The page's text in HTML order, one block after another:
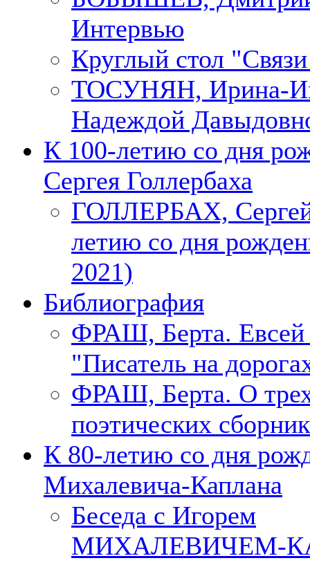
Интервью
Круглый стол
ТОСУНЯН, Ирина-
Надеждой
К 100-летию со дня
Сергея Голлербаха
ГОЛЛЕРБАХ,
летию со дня
2021)
Библиография
ФРАШ, Берта.
"Писатель на
ФРАШ, Берта. О
поэтических
К 80-летию со дня
Михалевича-Каплана
Беседа с Игорем
МИХАЛЕВИЧЕМ-